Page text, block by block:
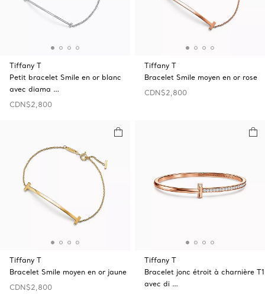
Tiffany T
Petit bracelet Smile en or blanc
avec diama …
CDN$2,800
Tiffany T
Bracelet Smile moyen en or rose
CDN$2,800
Tiffany T
Bracelet Smile moyen en or jaune
CDN$2,800
Tiffany T
Bracelet jonc étroit à charnière T1
avec di …